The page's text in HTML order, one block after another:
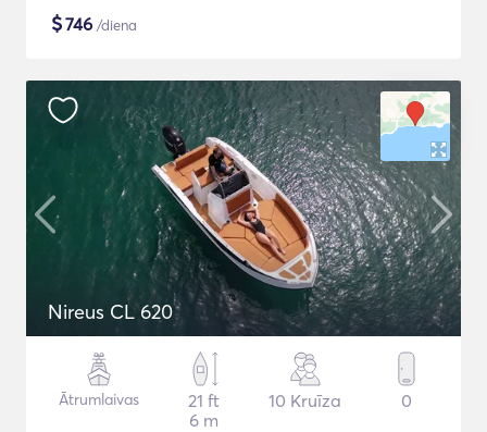
$746 /diena
Nireus CL 620
Ātrumlaivas
21 ft
6 m
10 Kruīza 0